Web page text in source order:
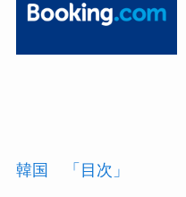
韓国 「目次」